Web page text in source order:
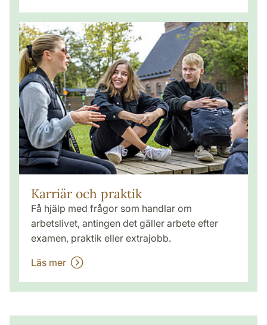
Karriär och praktik
Få hjälp med frågor som handlar om
arbetslivet, antingen det gäller arbete efter
examen, praktik eller extrajobb.
Läs mer